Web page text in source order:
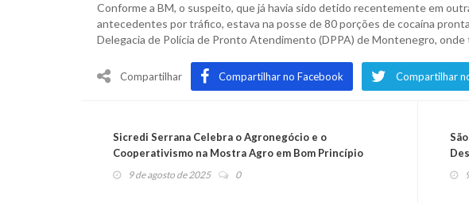
Conforme a BM, o suspeito, que já havia sido detido recentemente em
antecedentes por tráfico, estava na posse de 80 porções de cocaína
Delegacia de Polícia de Pronto Atendimento (DPPA) de Montenegro,
Compartilhar Compartilhar no Facebook Compartilhar
Sicredi Serrana Celebra o Agronegócio e o
Cooperativismo na Mostra Agro em Bom Princípio
9 de agosto de 2025 0